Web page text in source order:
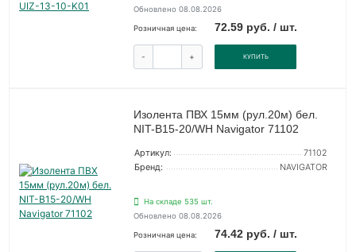
Обновлено 08.08.2026
Розничная цена: 72.59 руб. / шт.
- + КУПИТЬ
Изолента ПВХ 15мм (рул.20м) бел.
NIT-B15-20/WH Navigator 71102
Артикул:
71102
Бренд:
NAVIGATOR
На складе 535 шт.
Обновлено 08.08.2026
Розничная цена: 74.42 руб. / шт.